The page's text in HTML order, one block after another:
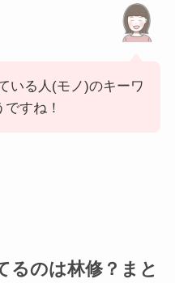
いる人(モノ)のキーワ
すね！
るのは林修？まと